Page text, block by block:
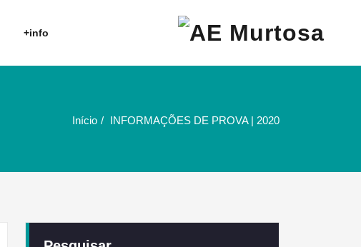
AE Murtosa
Agrupamento de Escolas da
Murtosa
+info
Início INFORMAÇÕES DE PROVA | 2020